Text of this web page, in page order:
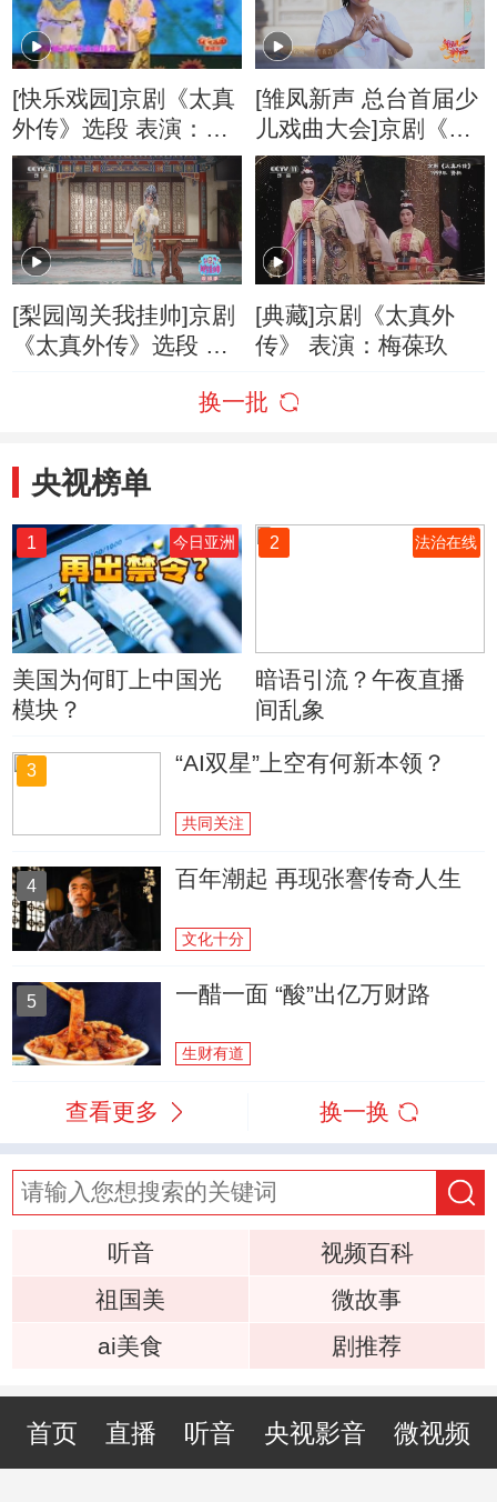
[快乐戏园]京剧《太真
外传》选段 表演：谷
佳颐
[雏凤新声 总台首届少
儿戏曲大会]京剧《太
真外传》选段 表演：
姚静萱（11岁）
[梨园闯关我挂帅]京剧
《太真外传》选段 表
[典藏]京剧《太真外
传》 表演：梅葆玖
换一批
央视榜单
1 今日亚洲
美国为何盯上中国光
模块？
2 法治在线
暗语引流？午夜直播
间乱象
3 “AI双星”上空有何新本领？
共同关注
4 百年潮起 再现张謇传奇人生
文化十分
5 一醋一面 “酸”出亿万财路
生财有道
查看更多 换一换
听音
视频百科
祖国美
微故事
ai美食
剧推荐
首页 直播 听音 央视影音 微视频